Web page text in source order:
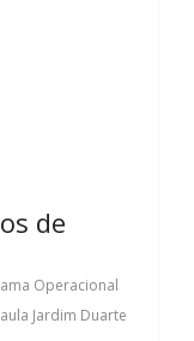
de
Operacional
Jardim Duarte